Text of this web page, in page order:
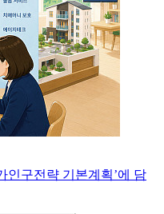
인구전략 기본계획’에 담